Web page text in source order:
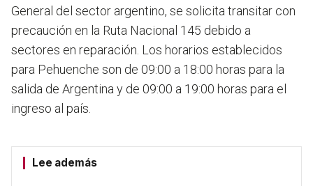
General del sector argentino, se solicita transitar con
precaución en la Ruta Nacional 145 debido a
sectores en reparación. Los horarios establecidos
para Pehuenche son de 09:00 a 18:00 horas para la
salida de Argentina y de 09:00 a 19:00 horas para el
ingreso al país.
Lee además